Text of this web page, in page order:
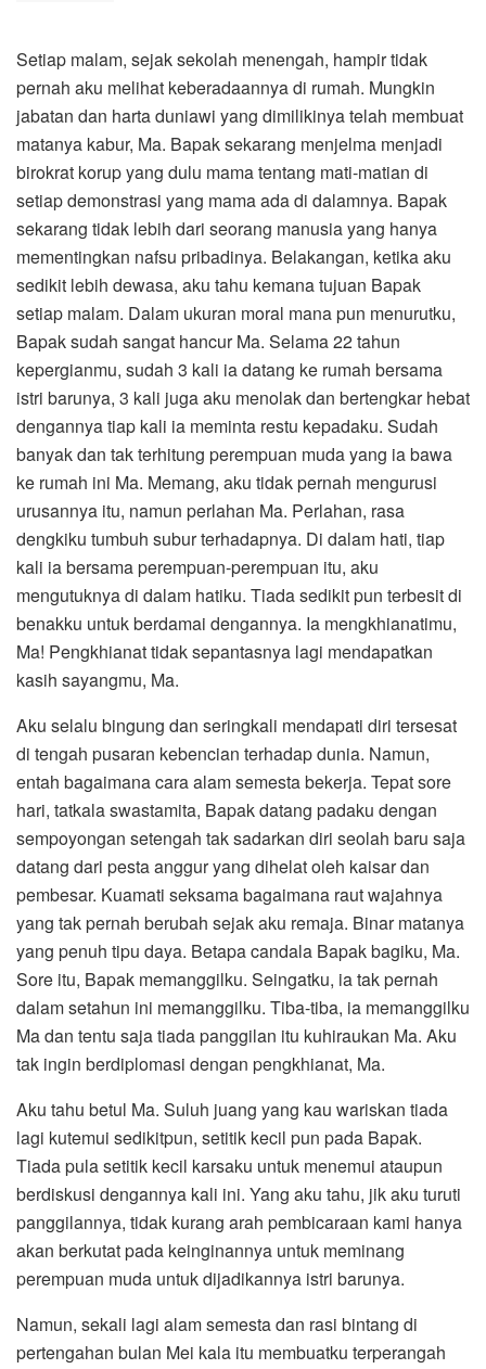
Setiap malam, sejak sekolah menengah, hampir tidak
pernah aku melihat keberadaannya di rumah. Mungkin
jabatan dan harta duniawi yang dimilikinya telah membuat
matanya kabur, Ma. Bapak sekarang menjelma menjadi
birokrat korup yang dulu mama tentang mati-matian di
setiap demonstrasi yang mama ada di dalamnya. Bapak
sekarang tidak lebih dari seorang manusia yang hanya
mementingkan nafsu pribadinya. Belakangan, ketika aku
sedikit lebih dewasa, aku tahu kemana tujuan Bapak
setiap malam. Dalam ukuran moral mana pun menurutku,
Bapak sudah sangat hancur Ma. Selama 22 tahun
kepergianmu, sudah 3 kali ia datang ke rumah bersama
istri barunya, 3 kali juga aku menolak dan bertengkar hebat
dengannya tiap kali ia meminta restu kepadaku. Sudah
banyak dan tak terhitung perempuan muda yang ia bawa
ke rumah ini Ma. Memang, aku tidak pernah mengurusi
urusannya itu, namun perlahan Ma. Perlahan, rasa
dengkiku tumbuh subur terhadapnya. Di dalam hati, tiap
kali ia bersama perempuan-perempuan itu, aku
mengutuknya di dalam hatiku. Tiada sedikit pun terbesit di
benakku untuk berdamai dengannya. Ia mengkhianatimu,
Ma! Pengkhianat tidak sepantasnya lagi mendapatkan
kasih sayangmu, Ma.
Aku selalu bingung dan seringkali mendapati diri tersesat
di tengah pusaran kebencian terhadap dunia. Namun,
entah bagaimana cara alam semesta bekerja. Tepat sore
hari, tatkala swastamita, Bapak datang padaku dengan
sempoyongan setengah tak sadarkan diri seolah baru saja
datang dari pesta anggur yang dihelat oleh kaisar dan
pembesar. Kuamati seksama bagaimana raut wajahnya
yang tak pernah berubah sejak aku remaja. Binar matanya
yang penuh tipu daya. Betapa candala Bapak bagiku, Ma.
Sore itu, Bapak memanggilku. Seingatku, ia tak pernah
dalam setahun ini memanggilku. Tiba-tiba, ia memanggilku
Ma dan tentu saja tiada panggilan itu kuhiraukan Ma. Aku
tak ingin berdiplomasi dengan pengkhianat, Ma.
Aku tahu betul Ma. Suluh juang yang kau wariskan tiada
lagi kutemui sedikitpun, setitik kecil pun pada Bapak.
Tiada pula setitik kecil karsaku untuk menemui ataupun
berdiskusi dengannya kali ini. Yang aku tahu, jik aku turuti
panggilannya, tidak kurang arah pembicaraan kami hanya
akan berkutat pada keinginannya untuk meminang
perempuan muda untuk dijadikannya istri barunya.
Namun, sekali lagi alam semesta dan rasi bintang di
pertengahan bulan Mei kala itu membuatku terperangah